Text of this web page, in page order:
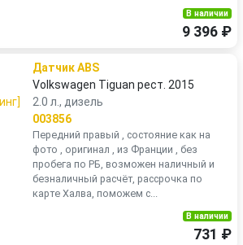
В наличии
9 396 ₽
Датчик ABS
Volkswagen Tiguan рест. 2015
2.0 л., дизель
003856
Передний правый , состояние как на
фото , оригинал , из Франции , без
пробега по РБ, возможен наличный и
безналичный расчёт, рассрочка по
карте Халва, поможем с...
В наличии
731 ₽